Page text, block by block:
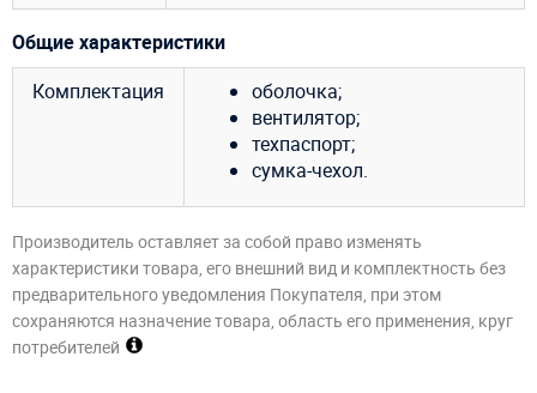
Общие характеристики
Комплектация
оболочка;
вентилятор;
техпаспорт;
сумка-чехол.
Производитель оставляет за собой право изменять
характеристики товара, его внешний вид и комплектность без
предварительного уведомления Покупателя, при этом
сохраняются назначение товара, область его применения, круг
потребителей